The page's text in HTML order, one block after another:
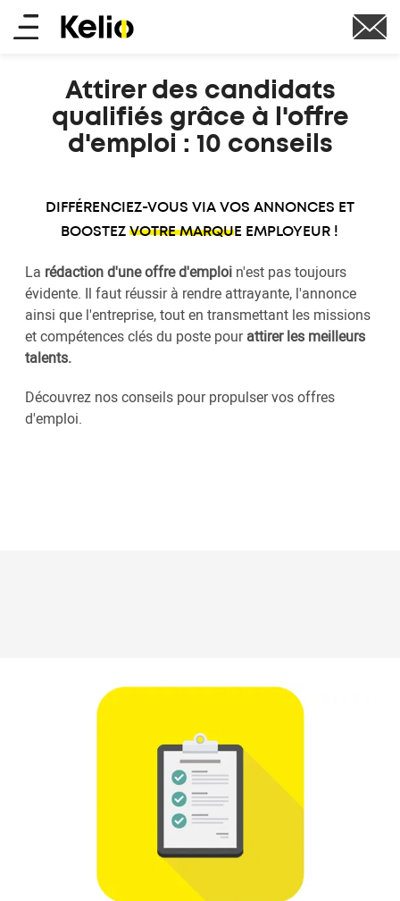
Aller
auMain
Attirer des candidats
qualifiés grâce à l'offre
d'emploi : 10 conseils
DIFFÉRENCIEZ-VOUS VIA VOS ANNONCES ET
BOOSTEZ VOTRE MARQUE EMPLOYEUR !
La rédaction d'une offre d'emploi n'est pas toujours
évidente. Il faut réussir à rendre attrayante, l'annonce
ainsi que l'entreprise, tout en transmettant les missions
et compétences clés du poste pourattirer les meilleurs
talents.
Découvrez nos conseils pour propulser vos offres
d'emploi.